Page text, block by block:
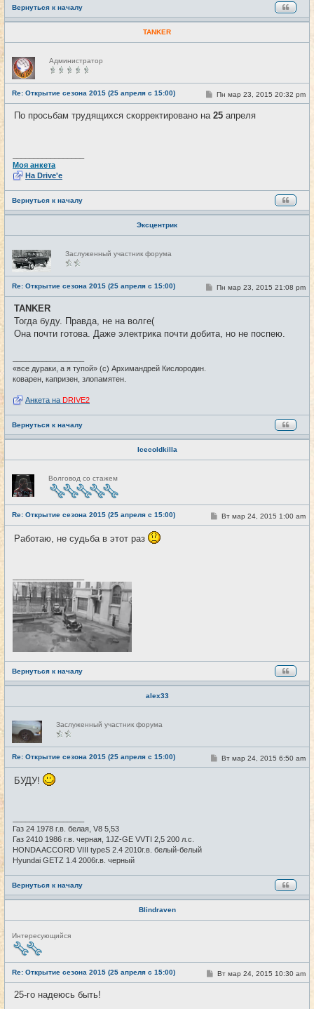
Вернуться к началу
TANKER
Н
е
в
с
е
т
и
Администратор
Re: Открытие сезона 2015 (25 апреля с 15:00) #4
С
о
о
б
Пн мар 23, 2015 20:32 pm
По просьбам трудящихся скорректировано на 25 апреля
Моя анкета
На Drive'e
Вернуться к началу
Эксцентрик
Н
е
в
е
т
и
Заслуженный участник форума
Re: Открытие сезона 2015 (25 апреля с 15:00) #5
С
о
н
Пн мар 23, 2015 21:08 pm
TANKER
Тогда буду. Правда, не на волге(
Она почти готова. Даже электрика почти добита, но не поспею.
«все дураки, а я тупой» (с) Архимандрей Кислородин.
коварен, капризен, злопамятен.
Анкета на DRIVE2
Вернуться к началу
Icecoldkilla
Н
е
в
с
е
т
и
Волговод со стажем
Re: Открытие сезона 2015 (25 апреля с 15:00) #6
С
о
Вт мар 24, 2015 1:00 am
Работаю, не судьба в этот раз
Вернуться к началу
alex33
Н
е
в
с
е
т
и
Заслуженный участник форума
Re: Открытие сезона 2015 (25 апреля с 15:00) #7
С
о
Вт мар 24, 2015 6:50 am
БУДУ!
Газ 24 1978 г.в. белая, V8 5,53
Газ 2410 1986 г.в. черная, 1JZ-GE VVTI 2,5 200 л.с.
HONDA ACCORD VIII typeS 2.4 2010г.в. белый-белый
Hyundai GETZ 1.4 2006г.в. черный
Вернуться к началу
Blindraven
Н
е
в
т
и
Интересующийся
Re: Открытие сезона 2015 (25 апреля с 15:00) #8
С
о
Вт мар 24, 2015 10:30 am
25-го надеюсь быть!